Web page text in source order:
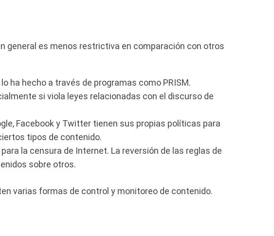
general es menos restrictiva en comparación con otros
ha hecho a través de programas como PRISM.
si viola leyes relacionadas con el discurso de
Facebook y Twitter tienen sus propias políticas para
tipos de contenido.
la censura de Internet. La reversión de las reglas de
sobre otros.
varias formas de control y monitoreo de contenido.